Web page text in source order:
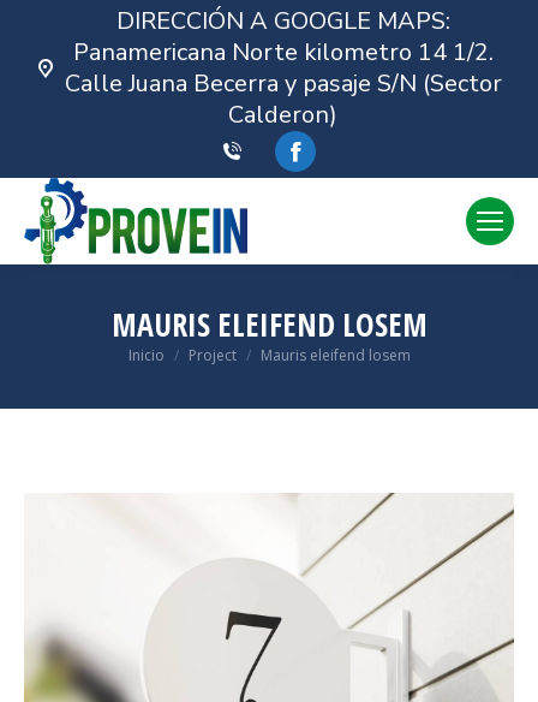
DIRECCIÓN A GOOGLE MAPS:
Panamericana Norte kilometro 14 1/2.
Calle Juana Becerra y pasaje S/N (Sector
Calderon)
Facebook
MAURIS ELEIFEND LOSEM
Estás aquí:
Inicio Project Mauris eleifend losem